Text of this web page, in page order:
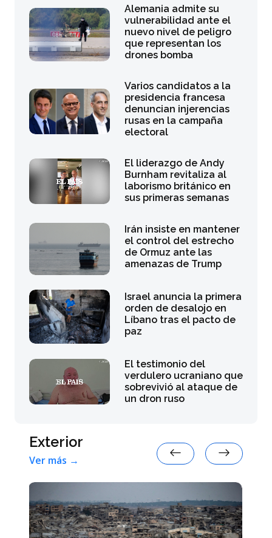
Alemania admite su
vulnerabilidad ante el
nuevo nivel de peligro
que representan los
drones bomba
Varios candidatos a la
presidencia francesa
denuncian injerencias
rusas en la campaña
electoral
El liderazgo de Andy
Burnham revitaliza al
laborismo británico en
sus primeras semanas
Irán insiste en mantener
el control del estrecho
de Ormuz ante las
amenazas de Trump
Israel anuncia la primera
orden de desalojo en
Líbano tras el pacto de
paz
El testimonio del
verdulero ucraniano que
sobrevivió al ataque de
un dron ruso
Exterior
Ver más →